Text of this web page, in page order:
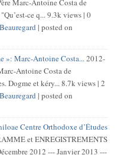
Marc-Antoine Costa de
ce q...9.3k views| 0
| posted on
»: Marc-Antoine Costa...2012-
Antoine Costa de
Dogme et kéry...8.7k views| 2
| posted on
Centre Orthodoxe d’Études
2012 --- Janvier 2013 ---